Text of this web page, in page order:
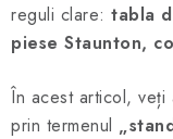
Blog Contact
reguli clare: tabla
piese Staunton,
În acest articol,
prin termenul